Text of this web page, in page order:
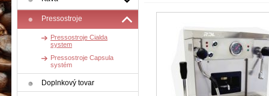
Pressostroje
Pressostroje Cialda
system
Pressostroje Capsula
systém
Doplnkový tovar